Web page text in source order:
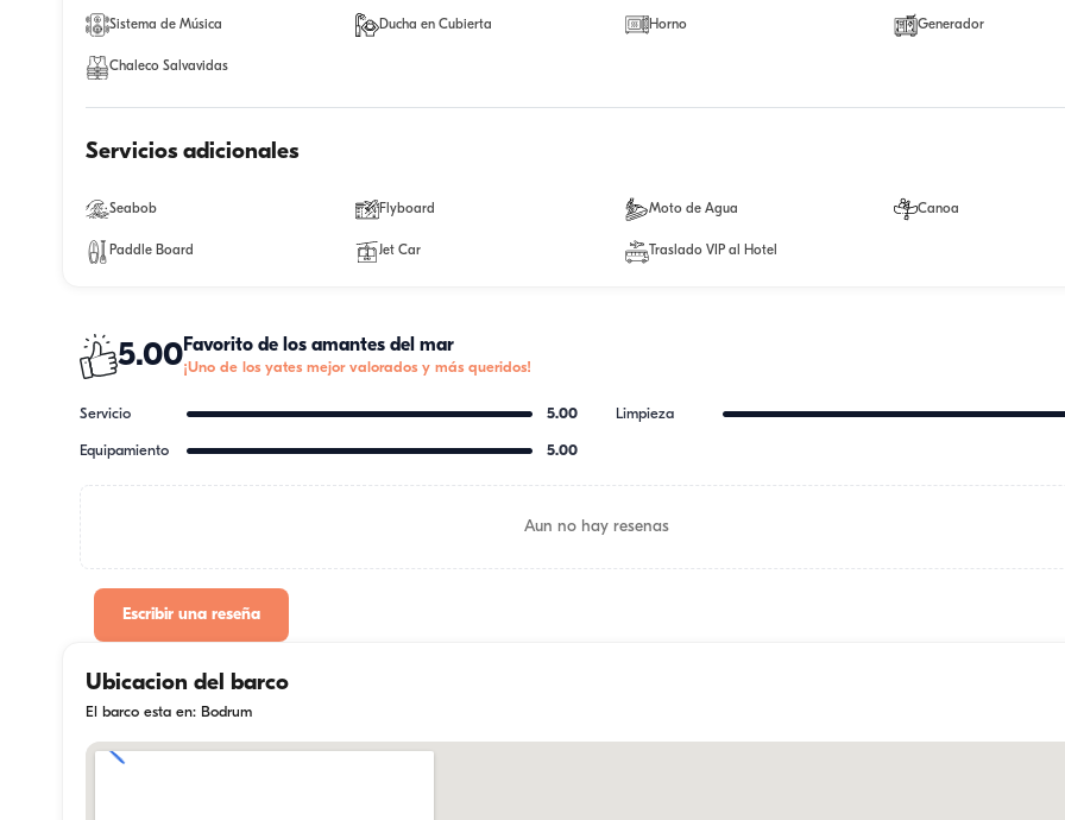
Sistema de Música Ducha en Cubierta Horno Generador
Chaleco Salvavidas
Servicios adicionales
Seabob Flyboard Moto de Agua Canoa
Paddle Board Jet Car Traslado VIP al Hotel
5.00Favorito de los amantes del mar
¡Uno de los yates mejor valorados y más queridos!
Servicio 5.00 Limpieza
Equipamiento 5.00
Aun no hay resenas
Escribir una reseña
Ubicacion del barco
El barco esta en: Bodrum